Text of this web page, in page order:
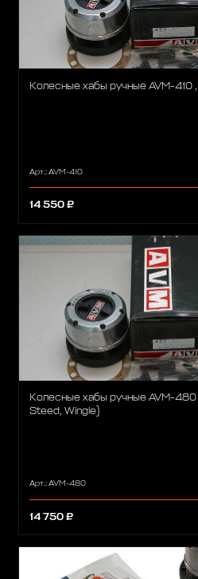
Колесные хабы ручные AVM-410
Арт.: AVM-410
14 550 ₽
Колесные хабы ручные AVM-480
Steed, Wingle)
Арт.: AVM-480
14 750 ₽